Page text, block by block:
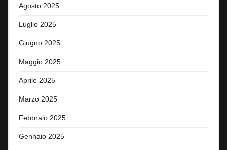
Agosto 2025
Luglio 2025
Giugno 2025
Maggio 2025
Aprile 2025
Marzo 2025
Febbraio 2025
Gennaio 2025